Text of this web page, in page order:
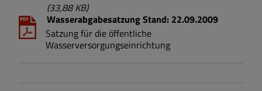
(33,88 KB)
Wasserabgabesatzung Stand: 22.09.2009
Satzung für die öffentliche
Wasserversorgungseinrichtung